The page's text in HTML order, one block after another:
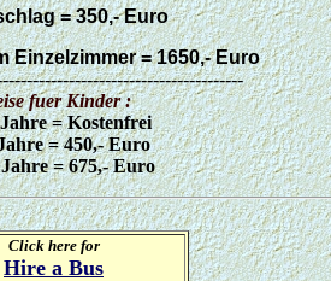
= 350,- Euro
Einzelzimmer = 1650,- Euro
fuer Kinder :
= Kostenfrei
= 450,- Euro
= 675,- Euro
Click here for
Hire a Bus